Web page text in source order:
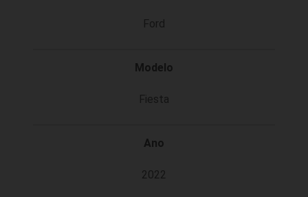
Ford
Modelo
Fiesta
Ano
2022